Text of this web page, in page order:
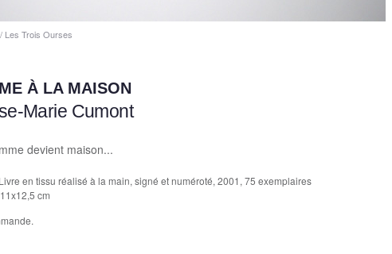
Les Trois Ourses
À LA MAISON
Marie Cumont
devient maison...
Livre en tissu réalisé à la main, signé et numéroté, 2001, 75 exemplaires
11x12,5 cm